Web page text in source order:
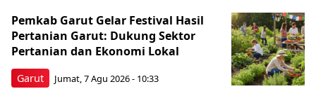
Garut
Pemkab Garut Gelar Festival Hasil
Pertanian Garut: Dukung Sektor
Pertanian dan Ekonomi Lokal
Jumat, 7 Agu 2026 - 10:33